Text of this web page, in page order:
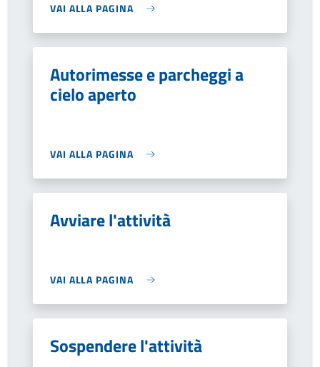
VAI ALLA PAGINA
Autorimesse e parcheggi a
cielo aperto
VAI ALLA PAGINA
Avviare l'attività
VAI ALLA PAGINA
Sospendere l'attività